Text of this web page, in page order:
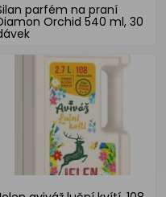
parfém na praní
Orchid 540 ml, 30